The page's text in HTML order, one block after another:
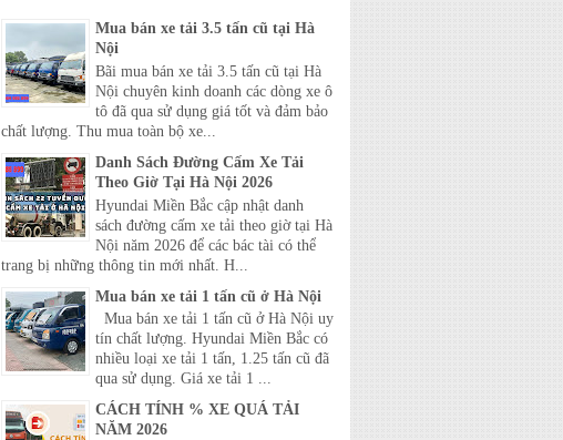
Mua bán xe tải 3.5 tấn cũ tại Hà
Nội
Bãi mua bán xe tải 3.5 tấn cũ tại Hà
Nội chuyên kinh doanh các dòng xe ô
tô đã qua sử dụng giá tốt và đảm bảo
chất lượng. Thu mua toàn bộ xe...
Danh Sách Đường Cấm Xe Tải
Theo Giờ Tại Hà Nội 2026
Hyundai Miền Bắc cập nhật danh
sách đường cấm xe tải theo giờ tại Hà
Nội năm 2026 để các bác tài có thể
trang bị những thông tin mới nhất. H...
Mua bán xe tải 1 tấn cũ ở Hà Nội
Mua bán xe tải 1 tấn cũ ở Hà Nội uy
tín chất lượng. Hyundai Miền Bắc có
nhiều loại xe tải 1 tấn, 1.25 tấn cũ đã
qua sử dụng. Giá xe tải 1 ...
CÁCH TÍNH % XE QUÁ TẢI
NĂM 2026